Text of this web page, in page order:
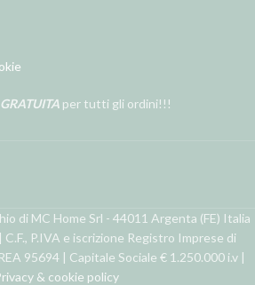
GRATUITA per tutti gli ordini!!!
di MC Home Srl - 44011 Argenta (FE) Italia
P.IVA e iscrizione Registro Imprese di
95694 | Capitale Sociale € 1.250.000 i.v |
& cookie policy